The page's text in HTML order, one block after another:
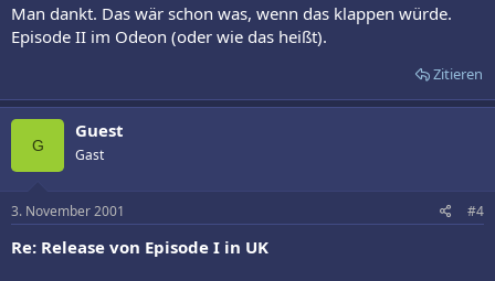
Man dankt. Das wär schon was, wenn das klappen würde.
Episode II im Odeon (oder wie das heißt).
Zitieren
G
Guest
Gast
3. November 2001 #4
Re: Release von Episode I in UK